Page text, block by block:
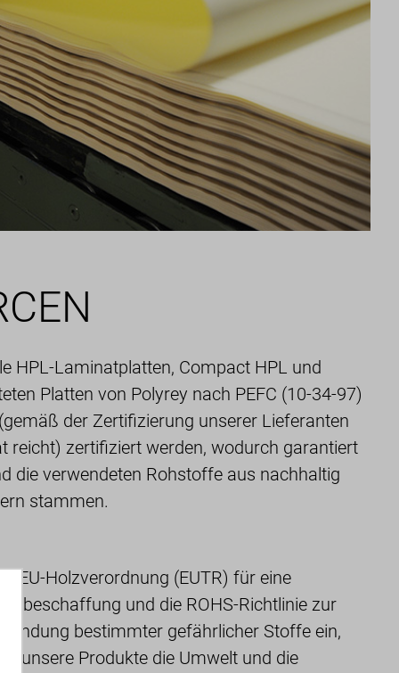
HPL-Laminatplatten, Compact HPL und
Platten von Polyrey nach PEFC (10-34-97)
der Zertifizierung unserer Lieferanten
reicht) zertifiziert werden, wodurch garantiert
die verwendeten Rohstoffe aus nachhaltig
stammen.
EU-Holzverordnung (EUTR) für eine
und die ROHS-Richtlinie zur
bestimmter gefährlicher Stoffe ein,
unsere Produkte die Umwelt und die